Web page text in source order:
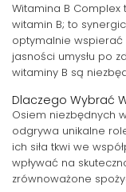
Witamina B Complex
witamin B; to
optymalnie wspierać
jasności umysłu po
witaminy B są
Dlaczego Wybrać
Osiem niezbędnych
odgrywa unikalne
ich siła tkwi we
wpływać na
zrównoważone